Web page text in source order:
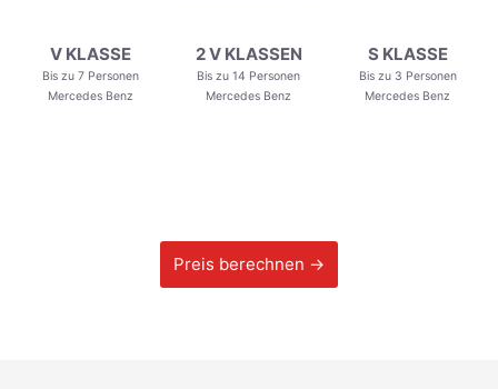
V KLASSE
Bis zu 7 Personen
Mercedes Benz
2 V KLASSEN
Bis zu 14 Personen
Mercedes Benz
S KLASSE
Bis zu 3 Personen
Mercedes Benz
Preis berechnen →